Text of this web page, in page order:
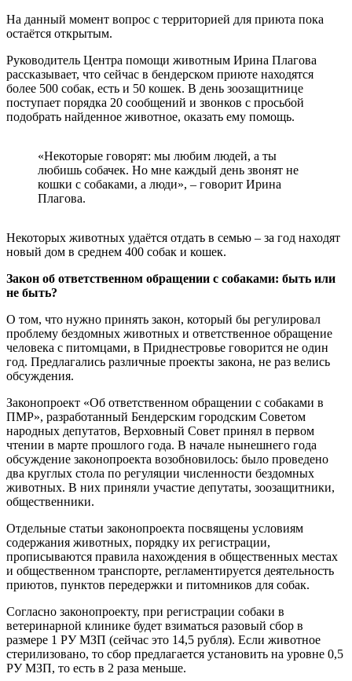
На данный момент вопрос с территорией для приюта пока
остаётся открытым.
Руководитель Центра помощи животным Ирина Плагова
рассказывает, что сейчас в бендерском приюте находятся
более 500 собак, есть и 50 кошек. В день зоозащитнице
поступает порядка 20 сообщений и звонков с просьбой
подобрать найденное животное, оказать ему помощь.
«Некоторые говорят: мы любим людей, а ты
любишь собачек. Но мне каждый день звонят не
кошки с собаками, а люди», – говорит Ирина
Плагова.
Некоторых животных удаётся отдать в семью – за год находят
новый дом в среднем 400 собак и кошек.
Закон об ответственном обращении с собаками: быть или
не быть?
О том, что нужно принять закон, который бы регулировал
проблему бездомных животных и ответственное обращение
человека с питомцами, в Приднестровье говорится не один
год. Предлагались различные проекты закона, не раз велись
обсуждения.
Законопроект «Об ответственном обращении с собаками в
ПМР», разработанный Бендерским городским Советом
народных депутатов, Верховный Совет принял в первом
чтении в марте прошлого года. В начале нынешнего года
обсуждение законопроекта возобновилось: было проведено
два круглых стола по регуляции численности бездомных
животных. В них приняли участие депутаты, зоозащитники,
общественники.
Отдельные статьи законопроекта посвящены условиям
содержания животных, порядку их регистрации,
прописываются правила нахождения в общественных местах
и общественном транспорте, регламентируется деятельность
приютов, пунктов передержки и питомников для собак.
Согласно законопроекту, при регистрации собаки в
ветеринарной клинике будет взиматься разовый сбор в
размере 1 РУ МЗП (сейчас это 14,5 рубля). Если животное
стерилизовано, то сбор предлагается установить на уровне 0,5
РУ МЗП, то есть в 2 раза меньше.